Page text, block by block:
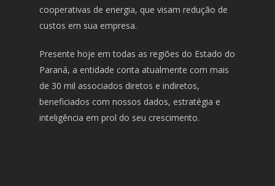
cooperativas de energia, que visam redução de
custos em sua empresa.
Presente hoje em todas as regiões do Estado do
Paraná, a entidade conta atualmente com mais
de 30 mil associados diretos e indiretos,
beneficiados com nossos dados, estratégia e
inteligência em prol do seu crescimento.